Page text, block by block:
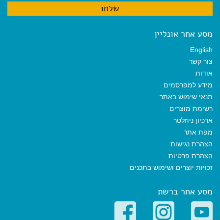
מסע אחר אונליין
English
צור קשר
אודות
מידע למפרסמים
תנאי שימוש באתר
רשימת מוצרים
ארכיון ניוזלטר
מפת אתר
הצהרת נגישות
הצהרת פרטיות
זכויות יוצרים ושימוש בתכנים
מסע אחר ברשת